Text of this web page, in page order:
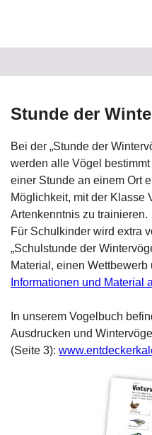
Stunde der
Bei der „Stunde der
werden alle Vögel
einer Stunde an einem Ort
Möglichkeit, mit der Klasse
Artenkenntnis zu trainieren.
Für Schulkinder wird extra
„Schulstunde der
Material, einen Wettbewerb
Informationen und Material
In unserem Vogelbuch
Ausdrucken und
(Seite 3):